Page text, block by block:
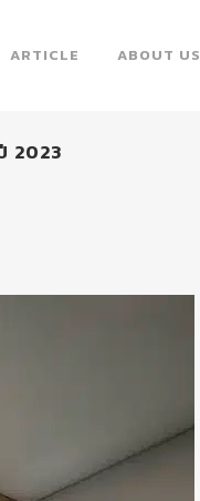
ARTICLE ABOUT US
2023